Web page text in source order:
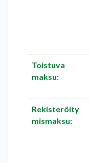
Toistuva
maksu:
Rekisteröity
mismaksu: